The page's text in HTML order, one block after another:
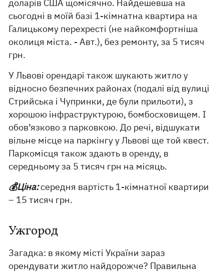
доларів США щомісячно. Найдешевша на
сьогодні в моїй базі 1-кімнатна квартира на
Галицькому перехресті (не найкомфортніша
околиця міста. - Авт.), без ремонту, за 5 тисяч
грн.
У Львові орендарі також шукають житло у
відносно безпечних районах (подалі від вулиці
Стрийська і Чупринки, де були прильоти), з
хорошою інфраструктурою, бомбосховищем. І
обов’язково з парковкою. До речі, відшукати
вільне місце на паркінгу у Львові ще той квест.
Паркомісця також здають в оренду, в
середньому за 5 тисяч грн на місяць.
💰Ціна:середня вартість 1-кімнатної квартири
– 15 тисяч грн.
Ужгород
Загадка: в якому місті України зараз
орендувати житло найдорожче? Правильна